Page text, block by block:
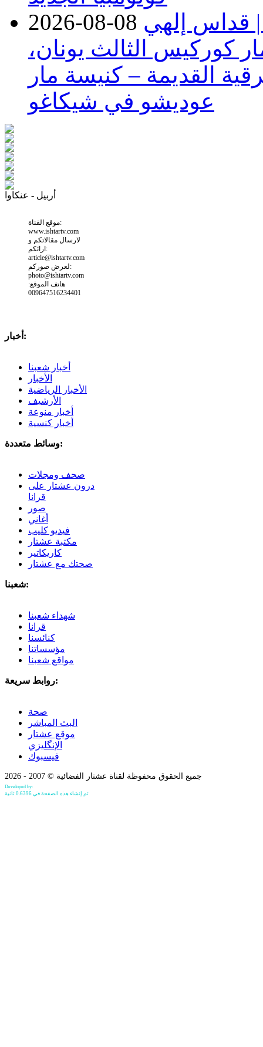
2026-08-08 | قداس إلهي
كوركيس الثالث يونان،
القديمة – كنيسة مار
عوديشو في شيكاغو
أربيل - عنكاوا
موقع القناة:
www.ishtartv.com
لارسال مقالاتكم و
ارائكم:
article@ishtartv.com
لعرض صوركم:
photo@ishtartv.com
هاتف الموقع:
009647516234401
أخبار:
أخبار شعبنا
الأخبار
الأخبار الرياضية
الأرشيف
أخبار منوعة
أخبار كنسية
وسائط متعددة:
صحف ومجلات
درون عشتار على
قرانا
صور
أغاني
فيديو كليب
مكتبة عشتار
كاريكاتير
صحتك مع عشتار
شعبنا:
شهداء شعبنا
قرانا
كنائسنا
مؤسساتنا
مواقع شعبنا
روابط سريعة:
صحة
البث المباشر
موقع عشتار
الإنگليزي
فيسبوك
جميع الحقوق محفوظة لقناة عشتار الفضائية © 2007 - 2026
Developed by:
تم إنشاء هذه الصفحة في 0.6396 ثانية